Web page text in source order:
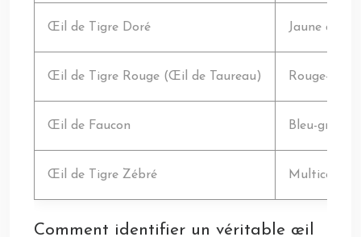
Œil de Tigre Doré Jaune doré,
Œil de Tigre Rouge (Œil de Taureau) Rouge-brun
Œil de Faucon Bleu-gris
Œil de Tigre Zébré Multicolore
Comment identifier un véritable œil